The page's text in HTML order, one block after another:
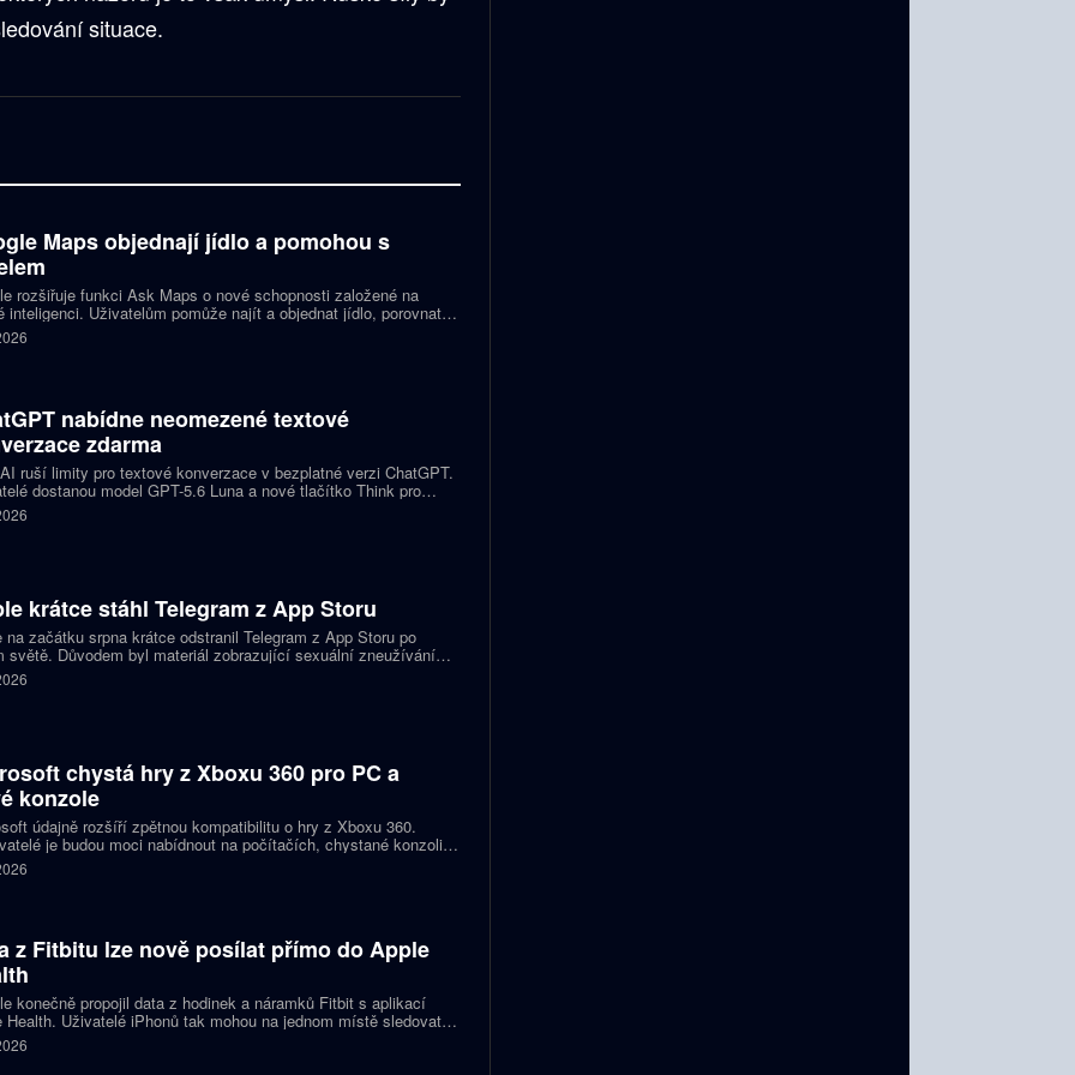
situace.
Maps objednají jídlo a pomohou s
rozšiřuje funkci Ask Maps o nové schopnosti založené na
inteligenci. Uživatelům pomůže najít a objednat jídlo, porovnat
nebo vybrat kulturní akci. Mapy navíc mohou čerpat informace z
a Kalendáře Google.
nabídne neomezené textové
zdarma
ruší limity pro textové konverzace v bezplatné verzi ChatGPT.
dostanou model GPT-5.6 Luna a nové tlačítko Think pro
otázky. Předplatitelům Plus a Pro firma zpřístupňuje upravený
Sol spolu s posuvníkem, který nastaví intenzitu přemýšlení.
krátce stáhl Telegram z App Storu
na začátku srpna krátce odstranil Telegram z App Storu po
světě. Důvodem byl materiál zobrazující sexuální zneužívání
podle firmy sdílel jeden uživatel. Telegram účet rychle
a aplikace se ještě během stejného dne do obchodu vrátila.
chystá hry z Xboxu 360 pro PC a
konzole
údajně rozšíří zpětnou kompatibilitu o hry z Xboxu 360.
je budou moci nabídnout na počítačích, chystané konzoli
Helix i přenosných zařízeních. První tituly by mohly dorazit
let 2027 a 2028.
z Fitbitu lze nově posílat přímo do Apple
konečně propojil data z hodinek a náramků Fitbit s aplikací
Health. Uživatelé iPhonů tak mohou na jednom místě sledovat
cvičení, spánek i zdravotní údaje. Novinka odstraňuje omezení,
bylo dosud nutné využívat pomocné aplikace nebo jiné